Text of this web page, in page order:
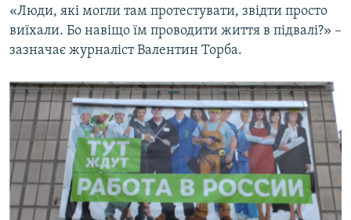
«Люди, які могли там протестувати, звідти просто
виїхали. Бо навіщо їм проводити життя в підвалі?» –
зазначає журналіст Валентин Торба.